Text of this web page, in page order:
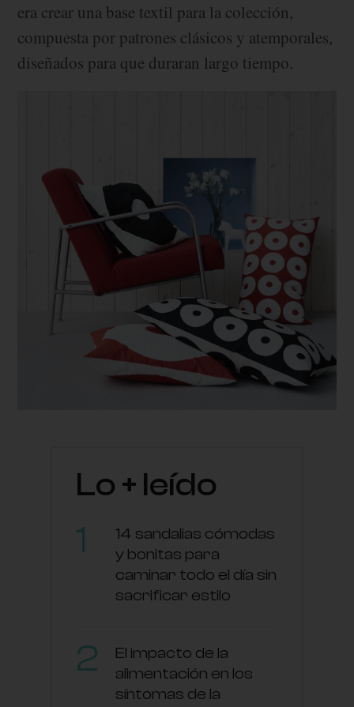
era crear una base textil para la colección,
compuesta por patrones clásicos y atemporales,
diseñados para que duraran largo tiempo.
Lo + leído
14 sandalias cómodas
y bonitas para
caminar todo el día sin
sacrificar estilo
El impacto de la
alimentación en los
síntomas de la